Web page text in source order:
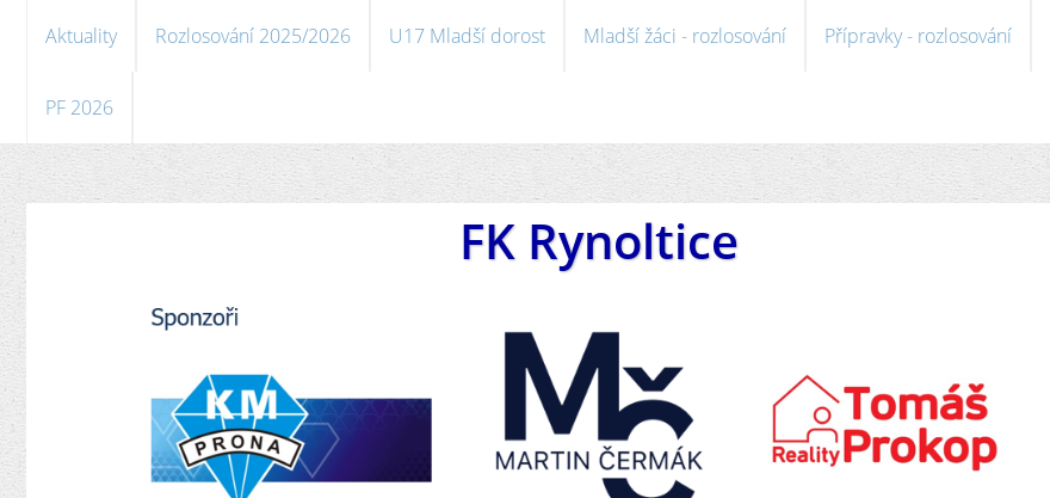
Aktuality Rozlosování 2025/2026 U17 Mladší dorost Mladší žáci - rozlosování Přípravky - rozlosování
PF 2026
FK Rynoltice